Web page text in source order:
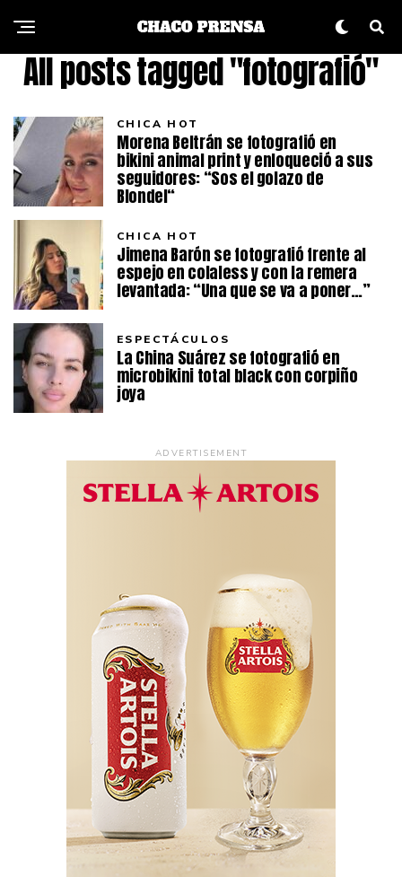
All posts tagged "fotografió"
CHICA HOT
Morena Beltrán se fotografió en
bikini animal print y enloqueció a sus
seguidores: “Sos el golazo de
Blondel“
CHICA HOT
Jimena Barón se fotografió frente al
espejo en colaless y con la remera
levantada: “Una que se va a poner…”
ESPECTÁCULOS
La China Suárez se fotografió en
microbikini total black con corpiño
joya
ADVERTISEMENT